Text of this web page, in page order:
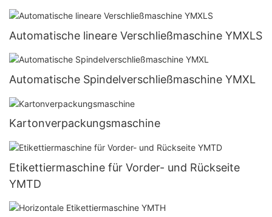
Automatische lineare Verschließmaschine YMXLS
Automatische Spindelverschließmaschine YMXL
Kartonverpackungsmaschine
Etikettiermaschine für Vorder- und Rückseite
YMTD